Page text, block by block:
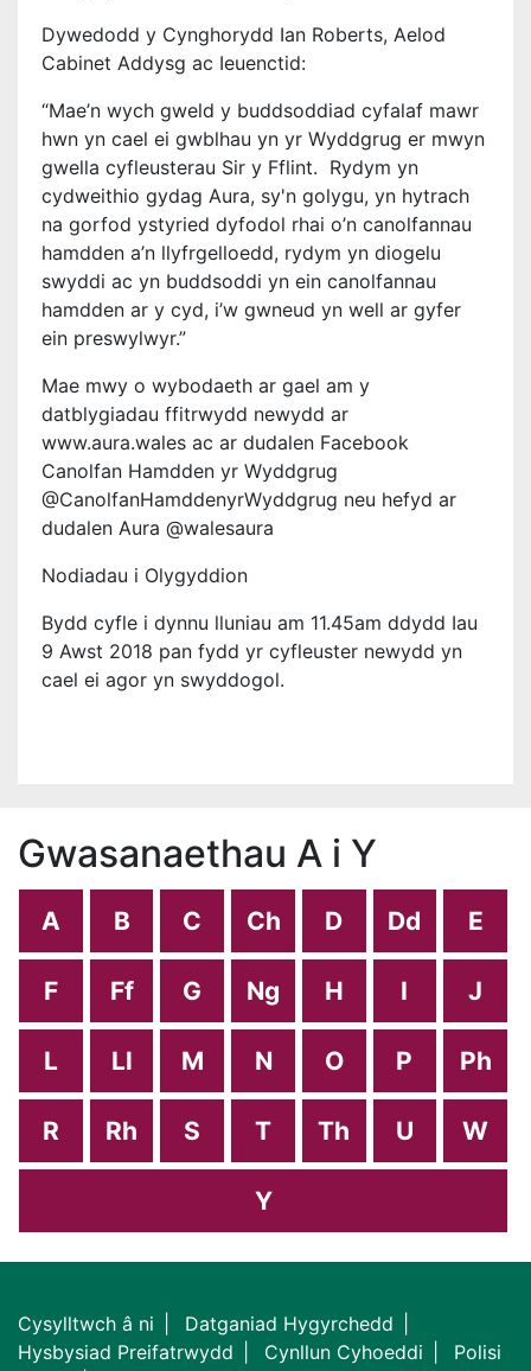
Dywedodd y Cynghorydd Ian Roberts, Aelod
Cabinet Addysg ac Ieuenctid:
“Mae’n wych gweld y buddsoddiad cyfalaf mawr
hwn yn cael ei gwblhau yn yr Wyddgrug er mwyn
gwella cyfleusterau Sir y Fflint. Rydym yn
cydweithio gydag Aura, sy'n golygu, yn hytrach
na gorfod ystyried dyfodol rhai o’n canolfannau
hamdden a’n llyfrgelloedd, rydym yn diogelu
swyddi ac yn buddsoddi yn ein canolfannau
hamdden ar y cyd, i’w gwneud yn well ar gyfer
ein preswylwyr.”
Mae mwy o wybodaeth ar gael am y
datblygiadau ffitrwydd newydd ar
www.aura.wales ac ar dudalen Facebook
Canolfan Hamdden yr Wyddgrug
@CanolfanHamddenyrWyddgrug neu hefyd ar
dudalen Aura @walesaura
Nodiadau i Olygyddion
Bydd cyfle i dynnu lluniau am 11.45am ddydd Iau
9 Awst 2018 pan fydd yr cyfleuster newydd yn
cael ei agor yn swyddogol.
Gwasanaethau A i Y
A B C Ch D Dd E
F Ff G Ng H I J
L Ll M N O P Ph
R Rh S T Th U W
Y
Cysylltwch â ni
Datganiad Hygyrchedd
Hysbysiad Preifatrwydd
Cynllun Cyhoeddi
Polisi